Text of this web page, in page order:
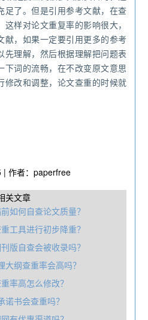
足了。但是引用参考文献，在查
样对论文重复率的影响很大，
献，如果一定要引用更多的参考
先理解，然后根据理解把问题表
下词的流畅，在不改变原文意思
修改和调整，论文查重的时候就
| 作者：paperfree
关文章
如何自查论文质量？
工具进行初步降重？
版自查会被收录吗？
大纲查重率会高吗？
率高怎么修改？
诺书会查重吗？